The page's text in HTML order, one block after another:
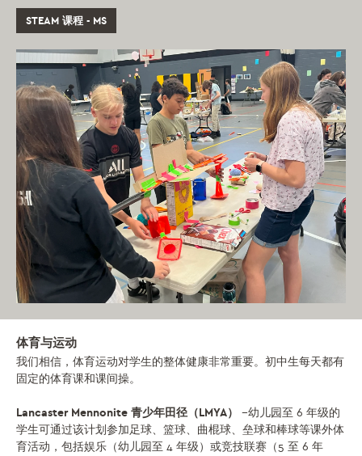
STEAM 课程 - MS
体育与运动
我们相信，体育运动对学生的整体健康非常重要。初中生每天都有
固定的体育课和课间操。
Lancaster Mennonite 青少年田径（LMYA） --幼儿园至 6 年级的
学生可通过该计划参加足球、篮球、曲棍球、垒球和棒球等课外体
育活动，包括娱乐（幼儿园至 4 年级）或竞技联赛（5 至 6 年